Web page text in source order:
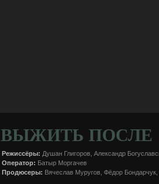
ВЫЖИТЬ ПОСЛЕ
Режиссёры: Душан Глигоров, Александр
Оператор: Батыр Моргачев
Продюсеры: Вячеслав Муругов, Фёдор